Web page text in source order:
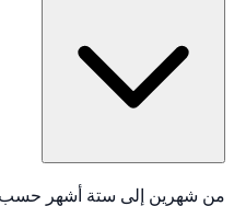
من شهرين إلى ستة أشهر حسب